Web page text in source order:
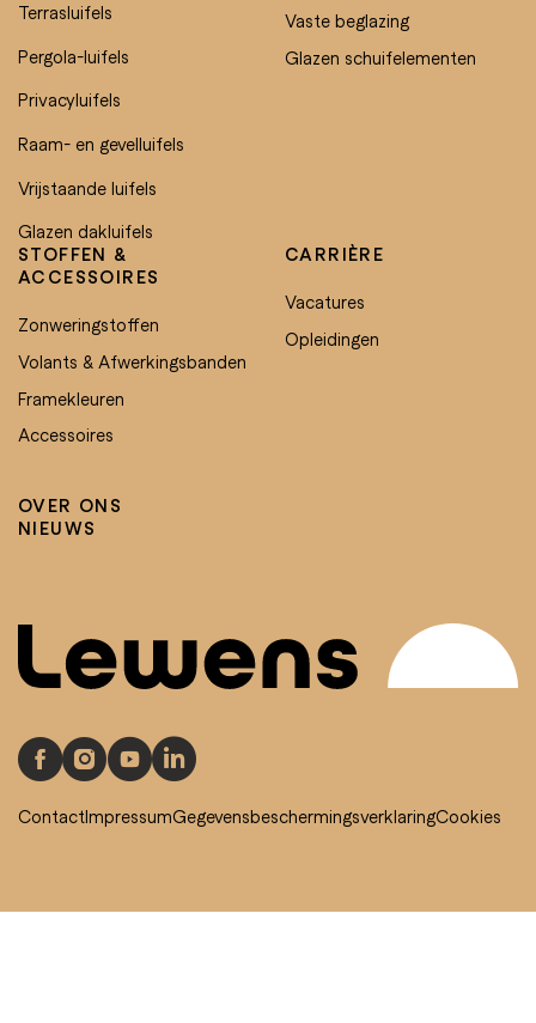
OVER ONS
NIEUWS
Terrasluifels
Pergola-luifels
Privacyluifels
Raam- en gevelluifels
Vrijstaande luifels
Glazen dakluifels
Vaste beglazing
Glazen schuifelementen
STOFFEN &
ACCESSOIRES
Zonweringstoffen
Volants & Afwerkingsbanden
Framekleuren
Accessoires
CARRIÈRE
Vacatures
Opleidingen
ContactImpressumGegevensbeschermingsverklaringCookies